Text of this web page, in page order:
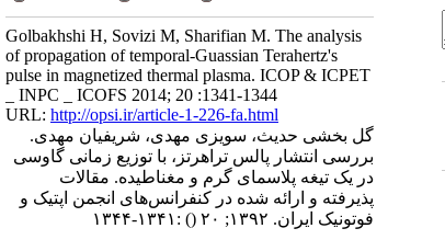
Golbakhshi H, Sovizi M, Sharifian M. The analysis
of propagation of temporal-Guassian Terahertz's
pulse in magnetized thermal plasma. ICOP & ICPET
_ INPC _ ICOFS 2014; 20 :1341-1344
URL: http://opsi.ir/article-1-226-fa.html
گل بخشی حدیث، سویزی مهدی، شریفیان مهدی.
بررسی انتشار پالس تراهرتز، با توزیع زمانی گاوسی
در یک تیغه پلاسمای گرم و مغناطیده. مقالات
پذیرفته و ارائه شده در کنفرانس‌های انجمن اپتیک و
فوتونیک ایران. ۱۳۹۲; ۲۰
() :۱۳۴۱-۱۳۴۴